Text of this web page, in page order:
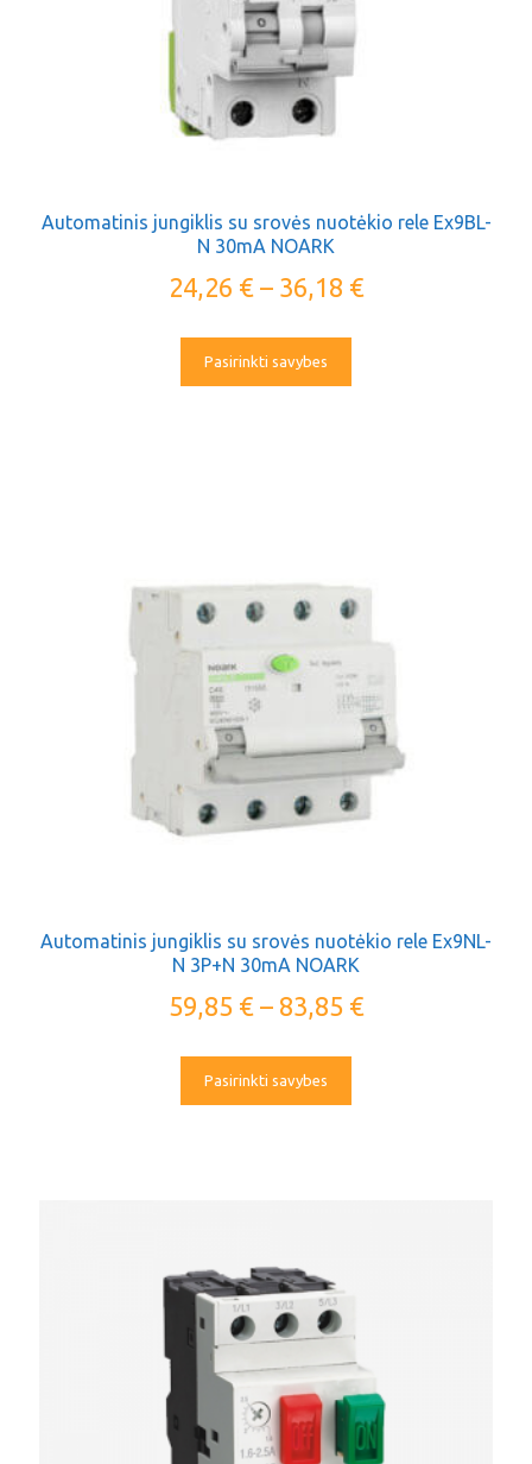
Automatinis jungiklis su srovės nuotėkio rele Ex9BL-
N 30mA NOARK
24,26 €– 36,18 €
Pasirinkti savybes
Automatinis jungiklis su srovės nuotėkio rele Ex9NL-
N 3P+N 30mA NOARK
59,85 €– 83,85 €
Pasirinkti savybes